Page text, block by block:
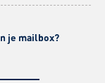
je mailbox?